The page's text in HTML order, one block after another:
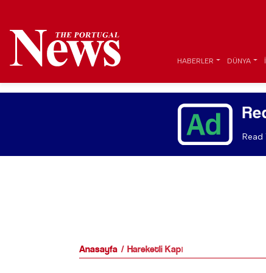
HABERLER DÜNYA
Read
Anasayfa Hareketli Kapı